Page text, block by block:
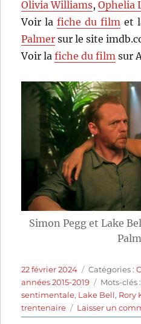
Olivia Williams,Ophelia
Voir lafiche du film et
Palmer sur le site
Voir lafiche du film sur
Simon Pegg et Lake
Publié
le
22 février 2024 Catégories
Catégories :
années 2015-2019
Étiquettes
Mots-clés :
sentimentale, Lake Bell, Rory
trentenaire
Laisser un